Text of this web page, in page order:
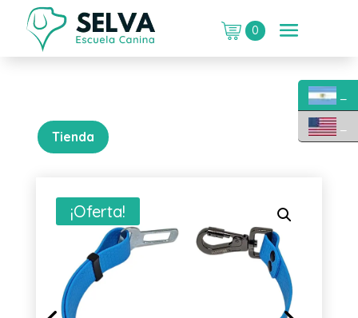
0
Tienda
¡Oferta!